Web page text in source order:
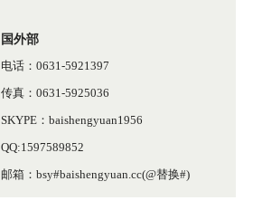
国外部
电话：0631-5921397
传真：0631-5925036
SKYPE：baishengyuan1956
QQ:1597589852
邮箱：bsy#baishengyuan.cc(@替换#)